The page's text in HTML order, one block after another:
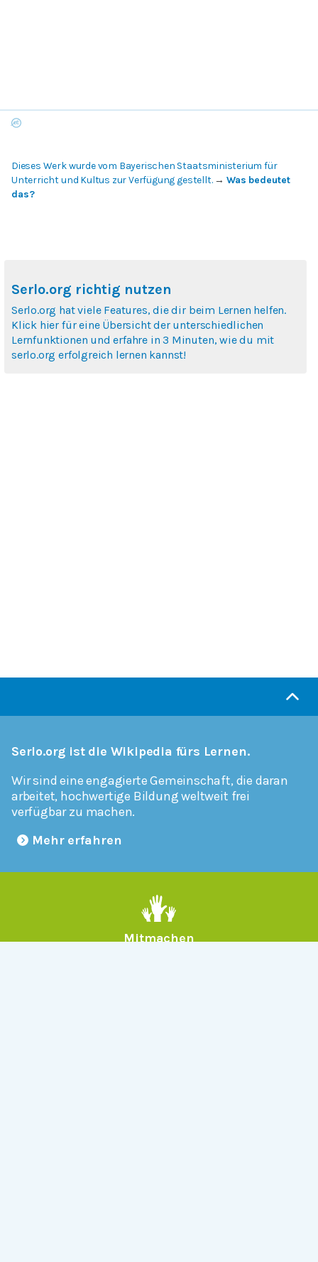
Dieses Werk wurde vom Bayerischen Staatsministerium für
Unterricht und Kultus zur Verfügung gestellt.→ Was bedeutet
das?
Serlo.org richtig nutzen
Serlo.org hat viele Features, die dir beim Lernen helfen.
Klick hier für eine Übersicht der unterschiedlichen
Lernfunktionen und erfahre in 3 Minuten, wie du mit
serlo.org erfolgreich lernen kannst!
Serlo.org ist die Wikipedia fürs Lernen.
Wir sind eine engagierte Gemeinschaft, die daran
arbeitet, hochwertige Bildung weltweit frei
verfügbar zu machen.
Mehr erfahren
Mitmachen